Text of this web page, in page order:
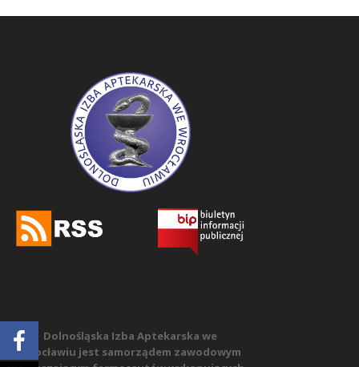
Dolnośląska Izba Aptekarska we
Wrocławiu jest samorządem zawodowym